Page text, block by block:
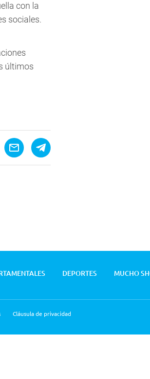
con la
sociales.
últimos
DEPORTES
MUCHO
Cláusula de privacidad